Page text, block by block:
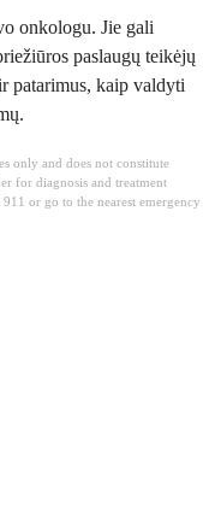
onkologu. Jie gali
paslaugų teikėjų
patarimus, kaip valdyti
only and does not constitute
for diagnosis and treatment
or go to the nearest emergency